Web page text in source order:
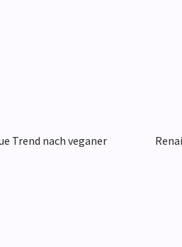
Trend nach veganer